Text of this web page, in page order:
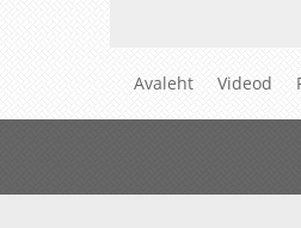
Avaleht Videod